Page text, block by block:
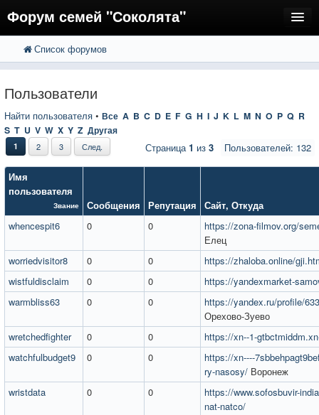
Форум семей "Соколята"
FAQ
Вход
Список форумов
Пользователи
Найти пользователя • Все A B C D E F G H I J K L M N O P Q R
S T U V W X Y Z Другая
Пользователей: 132
1 2 3 След. Страница1 из 3
Имя
пользователя
Звание Сообщения Репутация Сайт, Откуда
whencespit6
0 0
https://zona-filmov.org/
Елец
worriedvisitor8
0 0
https://zhaloba.online/
wistfuldisclaim
0 0
https://yandexmarket-
warmbliss63
0 0
https://yandex.ru/profile/
Орехово-Зуево
wretchedfighter
0 0
https://xn--1-
watchfulbudget9
0 0
https://xn----
ry-nasosy/ Воронеж
wristdata
0 0
https://www.sofosbuvir-
nat-natco/